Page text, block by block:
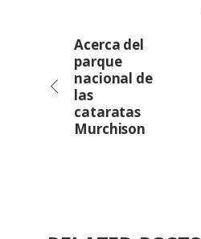
Acerca del
parque
nacional de
las
cataratas
Murchison